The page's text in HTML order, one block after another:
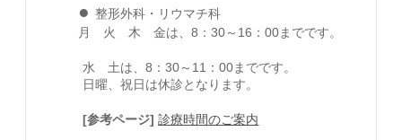
●整形外科・リウマチ科
月 火 木 金は、8：30～16：00までです。
水 土は、8：30～11：00までです。
日曜、祝日は休診となります。
[参考ページ]診療時間のご案内